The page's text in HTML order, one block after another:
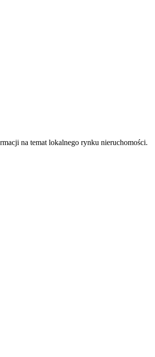
na temat lokalnego rynku nieruchomości.